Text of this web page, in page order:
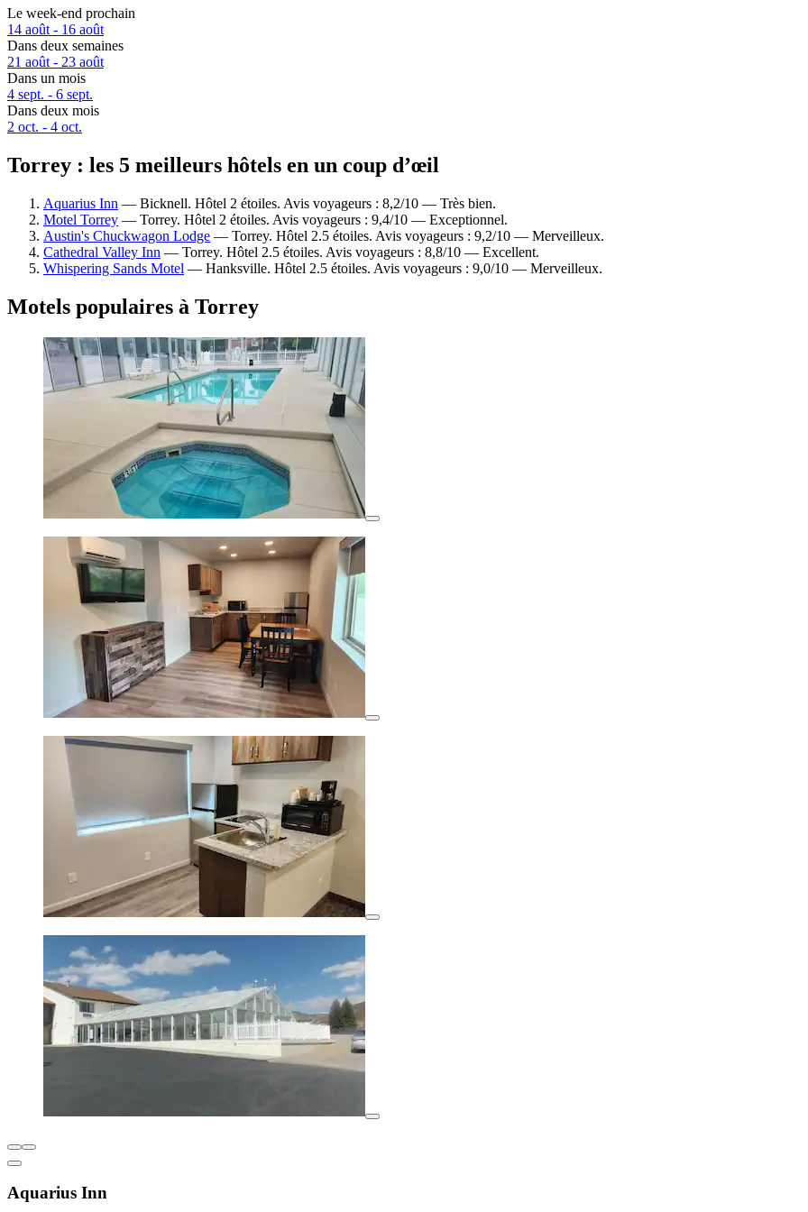
Le week-end prochain
14 août - 16 août
Dans deux semaines
21 août - 23 août
Dans un mois
4 sept. - 6 sept.
Dans deux mois
2 oct. - 4 oct.
Torrey : les 5 meilleurs hôtels en un coup d’œil
Aquarius Inn — Bicknell. Hôtel 2 étoiles. Avis voyageurs : 8,2/10 — Très bien.
Motel Torrey — Torrey. Hôtel 2 étoiles. Avis voyageurs : 9,4/10 — Exceptionnel.
Austin's Chuckwagon Lodge — Torrey. Hôtel 2.5 étoiles. Avis voyageurs : 9,2/10 — Merveilleux.
Cathedral Valley Inn — Torrey. Hôtel 2.5 étoiles. Avis voyageurs : 8,8/10 — Excellent.
Whispering Sands Motel — Hanksville. Hôtel 2.5 étoiles. Avis voyageurs : 9,0/10 — Merveilleux.
Motels populaires à Torrey
Aquarius Inn